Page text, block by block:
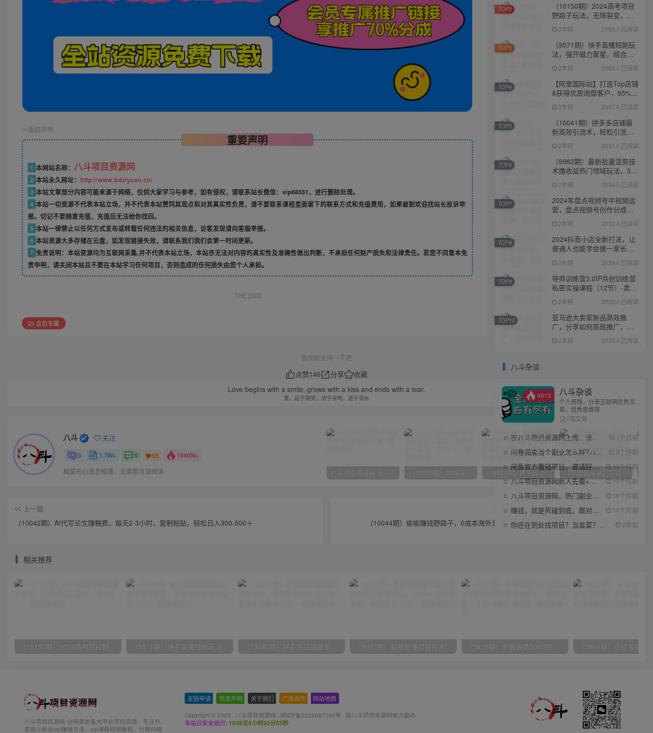
© 版权声明
重要声明
1 本网站名称： 八斗项目资源网
2 本站永久网址： http://www.bdziyuan.cn/
3 本站文章部分内容可能来源于网络，仅供大家学习与参考，如有侵权，请联系站长微信：vip68551，进行删除处理。
4 本站一切资源不代表本站立场，并不代表本站赞同其观点和对其真实性负责，请不要联系课程里面留下的联系方式和充值费用，如果被割欢迎找站长投诉举
报。切记不要随意充值，充值后无法给你找回。
5 本站一律禁止以任何方式发布或转载任何违法的相关信息，访客发现请向客服举报。
6 本站资源大多存储在云盘，如发现链接失效，请联系我们我们会第一时间更新。
7 免责说明：本站资源均为互联网采集,并不代表本站立场，本站亦无法对内容的真实性及准确性做出判断，不承担任何财产损失和法律责任。若您不同意本免
责申明，请关闭本站且不要在本站学习任何项目，否则造成的任何损失由您个人承担。
THE END
会员专属
喜欢就支持一下吧
点赞146 分享
收藏
Love begins with a smile, grows with a kiss and ends with a tear.
爱，起于微笑，浓于亲吻，逝于泪水
八斗 关注
0 1.7W+ 0 55 1840W+
相爱的心息息相通，无需用言语倾诉 八斗项目资源网 全网正品VIP课程 无损下载~ （10150期）2024高考项目野路子玩法，无限裂变，最高一天1W＋！ （9571期）快手直播短剧玩法，强开磁力聚星，结合多种变现方式日入600+ 【阿里国际站】打造Top店铺&获得优质询盘客户，​95%的国际站讲师不会说的运营技巧
上一篇
（10042期）AI代写论文赚稿费，每天2-3小时，复制粘贴，轻松日入300-500＋
下一篇
（10044期）偷偷赚钱野路子，0成本海外淘金，无脑粘贴复制 稳定且超简单 适合副业兼职
相关推荐
（10150期）2024高考项目野路子玩法，无限裂变，最高一天1W＋！ （9571期）快手直播短剧玩法，强开磁力聚星，结合多种变现方式日入600+ （10041期）拼多多店铺最新高效引流术，轻松引流400+创业粉，精准日变现五位数！ （9982期）最新批量混剪技术撸收益热门领域玩法，3分钟一条原创视频，轻松日入1000＋ （5419期）外面收费5000的曝光王TG飞机群发多功能脚本，号称日发十万条【脚本+教程】
（10150期）2024高考项目
野路子玩法，无限裂变，最
高一天1W＋！
2年前 2106人已阅读
TOP2
（9571期）快手直播短剧玩
法，强开磁力聚星，结合多
种变现方式日入600+
2年前 2068人已阅读
TOP3
【阿里国际站】打造Top店铺
&获得优质询盘客户，​95%的
国际站讲师不会说的运营技
巧 2年前 2057人已阅读
TOP4
（10041期）拼多多店铺最
新高效引流术，轻松引流
400+创业粉，精准日变现五
位数！
2年前 2051人已阅读
TOP5
（9982期）最新批量混剪技
术撸收益热门领域玩法，3分
钟一条原创视频，轻松日入
1000＋
2年前 2034人已阅读
TOP6
2024年盘点视频号中视频运
营，盘点视频号创作分成计
划，快速过原创日入300+
2年前 2033人已阅读
TOP7
2024抖音小店全新打法，让
普通人也能学会做一家长久
稳定赚钱的抖店
2年前 2029人已阅读
TOP8
导师训练营3.0IP共创训练营
私密实操课程（12节）-卖项
目的密码成功秘诀
2年前 2026人已阅读
TOP9
亚马逊大卖家新品高效推
广，分享如何高效推广，打
造百万美金爆款单品
2年前 2025人已阅读
TOP10
八斗杂谈
4813 八斗杂谈
个人感悟，分享互联网优秀文
章，优秀思维等
7篇文章
在八斗项目资源网上面，该看什么类型的赚钱项目 1个月前
问卷调查当个副业怎么样?八斗告诉你 9个月前
闲鱼官方撒钱项目，邀请好友领现金，单价1-8元，0成本可以当个小副业 10个月前
八斗项目资源网新人先看+领取【0撸小项目+互联网工具箱】 10个月前
八斗项目资源网，热门副业项目任你选，每日持续更新 10个月前
赚钱，就是死磕到底，跟对人做对事。 10个月前
你还在到处找项目？当韭菜？我靠项目资源网也能月如过万。 2年前
八斗项目资源网-全网首发各大平台项目资源、专注分
享网上新出vip赚钱方法、vip课程视频教程、付费网络
友链申请 免责声明 关于我们 广告合作 网站地图
Copyright © 2023 · 八斗项目资源网 · 皖ICP备2025097190号 · 由八斗项目资源网强力驱动.
本站已安全运行: 1638天4小时35分55秒